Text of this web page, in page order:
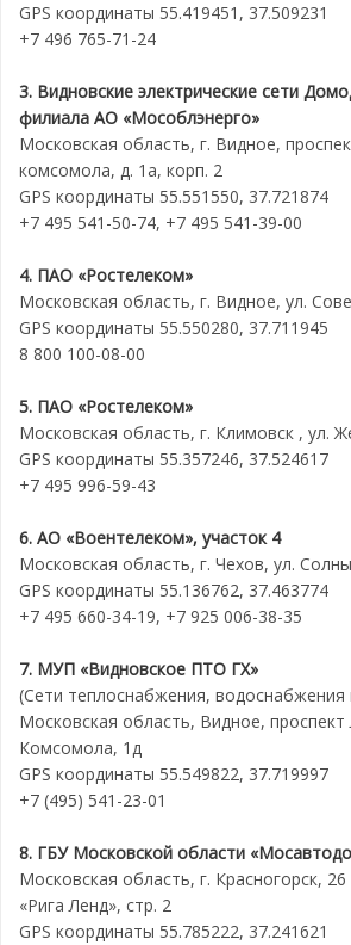
GPS координаты 55.419451, 37.509231
+7 496 765-71-24
3. Видновские электрические сети
филиала АО «Мособлэнерго»
Московская область, г. Видное,
комсомола, д. 1а, корп. 2
GPS координаты 55.551550, 37.721874
+7 495 541-50-74, +7 495 541-39-00
4. ПАО «Ростелеком»
Московская область, г. Видное, ул.
GPS координаты 55.550280, 37.711945
8 800 100-08-00
5. ПАО «Ростелеком»
Московская область, г. Климовск , ул.
GPS координаты 55.357246, 37.524617
+7 495 996-59-43
6. АО «Воентелеком», участок 4
Московская область, г. Чехов, ул.
GPS координаты 55.136762, 37.463774
+7 495 660-34-19, +7 925 006-38-35
7. МУП «Видновское ПТО ГХ»
(Сети теплоснабжения, водоснабжения
Московская область, Видное, проспект
Комсомола, 1д
GPS координаты 55.549822, 37.719997
+7 (495) 541-23-01
8. ГБУ Московской области
Московская область, г. Красногорск,
«Рига Ленд», стр. 2
GPS координаты 55.785222, 37.241621